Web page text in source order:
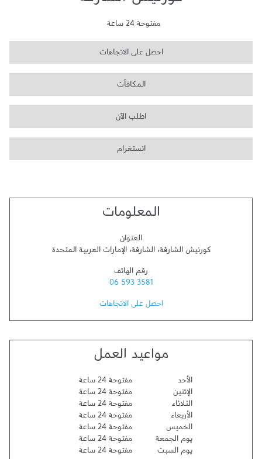
مفتوحة 24 ساعة
احصل على الاتجاهات
المكافآت
اطلب الآن
انستغرام
المعلومات
العنوان
كورنيش الشارقة،الشارقة،الإمارات العربية المتحدة
رقم الهاتف
06 593 3581
احصل على الاتجاهات
مواعيد العمل
الأحد
مفتوحة 24 ساعة
الإثنين
مفتوحة 24 ساعة
الثلاثاء
مفتوحة 24 ساعة
الأربعاء
مفتوحة 24 ساعة
الخميس
مفتوحة 24 ساعة
يوم الجمعة
مفتوحة 24 ساعة
يوم السبت
مفتوحة 24 ساعة